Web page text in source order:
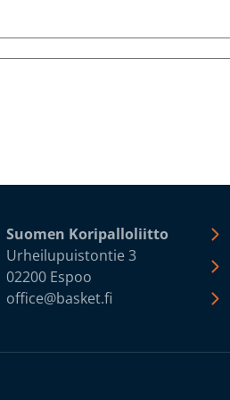
Suomen Koripalloliitto
Urheilupuistontie 3
02200 Espoo
office@basket.fi